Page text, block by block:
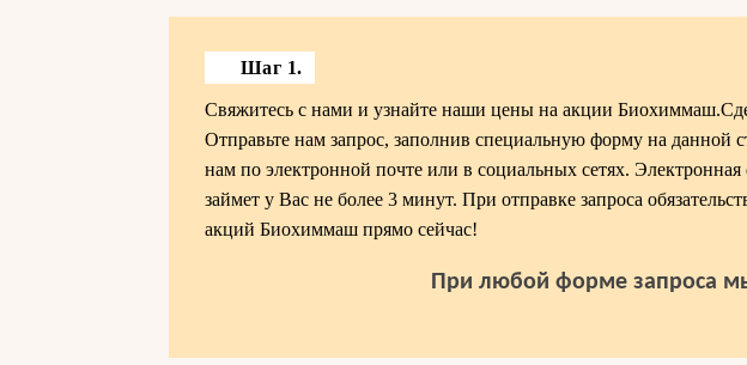
Шаг 1.
Свяжитесь с нами и узнайте наши цены на акции
Отправьте нам запрос, заполнив специальную форму на данной
нам по электронной почте или в социальных сетях. Электронная
займет у Вас не более 3 минут. При отправке запроса
акций Биохиммаш прямо сейчас!
При любой форме запроса